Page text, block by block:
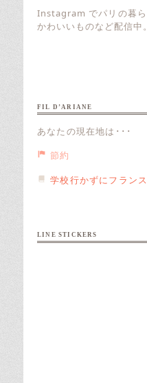
Instagram でパリの暮
かわいいものなど配信中。
FIL D’ARIANE
あなたの現在地は･･･
節約
学校行かずにフランス
LINE STICKERS